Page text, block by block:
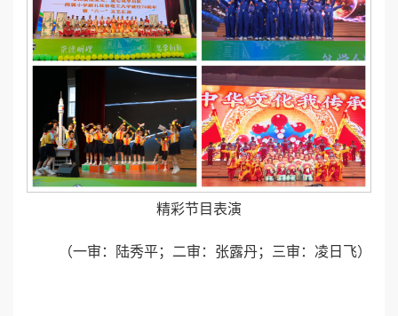
精彩节目表演
（一审：陆秀平；二审：张露丹；三审：凌日飞）